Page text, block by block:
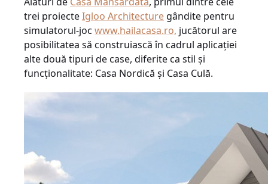
trei proiecteIgloo Architecture gândite pentru
simulatorul-joc www.hailacasa.ro, jucătorul are
posibilitatea să construiască în cadrul aplicației
alte două tipuri de case, diferite ca stil și
funcționalitate: Casa Nordică și Casa Culă.